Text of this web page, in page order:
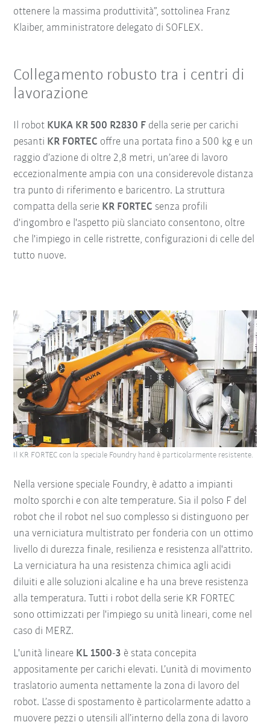
ottenere la massima produttività”, sottolinea Franz
Klaiber, amministratore delegato di SOFLEX.
Collegamento robusto tra i centri di
lavorazione
Il robot KUKA KR 500 R2830 F della serie per carichi
pesanti KR FORTEC offre una portata fino a 500 kg e un
raggio d’azione di oltre 2,8 metri, un’aree di lavoro
eccezionalmente ampia con una considerevole distanza
tra punto di riferimento e baricentro. La struttura
compatta della serie KR FORTEC senza profili
d'ingombro e l'aspetto più slanciato consentono, oltre
che l'impiego in celle ristrette, configurazioni di celle del
tutto nuove.
Nella versione speciale Foundry, è adatto a impianti
molto sporchi e con alte temperature. Sia il polso F del
robot che il robot nel suo complesso si distinguono per
una verniciatura multistrato per fonderia con un ottimo
livello di durezza finale, resilienza e resistenza all'attrito.
La verniciatura ha una resistenza chimica agli acidi
diluiti e alle soluzioni alcaline e ha una breve resistenza
alla temperatura. Tutti i robot della serie KR FORTEC
sono ottimizzati per l'impiego su unità lineari, come nel
caso di MERZ.
L'unità lineare KL 1500-3 è stata concepita
appositamente per carichi elevati. L’unità di movimento
traslatorio aumenta nettamente la zona di lavoro del
robot. L’asse di spostamento è particolarmente adatto a
muovere pezzi o utensili all’interno della zona di lavoro
Il KR FORTEC con la speciale Foundry hand è particolarmente resistente.